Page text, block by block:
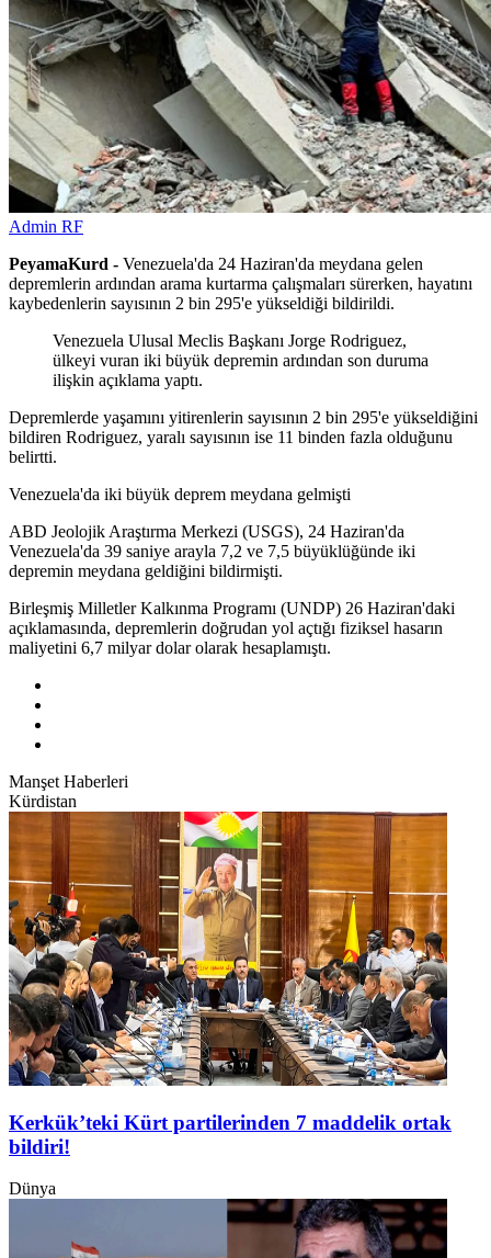
Admin RF
PeyamaKurd - Venezuela'da 24 Haziran'da meydana gelen
depremlerin ardından arama kurtarma çalışmaları sürerken, hayatını
kaybedenlerin sayısının 2 bin 295'e yükseldiği bildirildi.
Venezuela Ulusal Meclis Başkanı Jorge Rodriguez,
ülkeyi vuran iki büyük depremin ardından son duruma
ilişkin açıklama yaptı.
Depremlerde yaşamını yitirenlerin sayısının 2 bin 295'e yükseldiğini
bildiren Rodriguez, yaralı sayısının ise 11 binden fazla olduğunu
belirtti.
Venezuela'da iki büyük deprem meydana gelmişti
ABD Jeolojik Araştırma Merkezi (USGS), 24 Haziran'da
Venezuela'da 39 saniye arayla 7,2 ve 7,5 büyüklüğünde iki
depremin meydana geldiğini bildirmişti.
Birleşmiş Milletler Kalkınma Programı (UNDP) 26 Haziran'daki
açıklamasında, depremlerin doğrudan yol açtığı fiziksel hasarın
maliyetini 6,7 milyar dolar olarak hesaplamıştı.
Manşet Haberleri
Kürdistan
Kerkük’teki Kürt partilerinden 7 maddelik ortak
bildiri!
Dünya